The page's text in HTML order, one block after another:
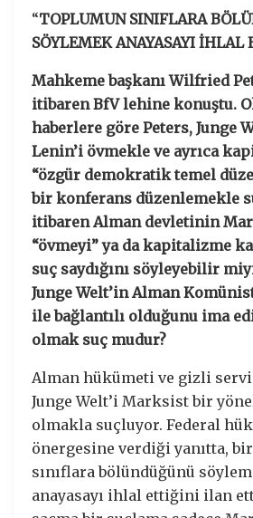
“TOPLUMUN SINIFLARA
SÖYLEMEK ANAYASAYI İHLAL
Mahkeme başkanı Wilfried
itibaren BfV lehine konuştu.
haberlere göre Peters, Junge
Lenin’i övmekle ve ayrıca
“özgür demokratik temel
bir konferans düzenlemekle
itibaren Alman devletinin
“övmeyi” ya da kapitalizme
suç saydığını söyleyebilir
Junge Welt’in Alman
ile bağlantılı olduğunu ima
olmak suç mudur?
Alman hükümeti ve gizli
Junge Welt’i Marksist bir
olmakla suçluyor. Federal
önergesine verdiği yanıtta,
sınıflara bölündüğünü
anayasayı ihlal ettiğini ilan